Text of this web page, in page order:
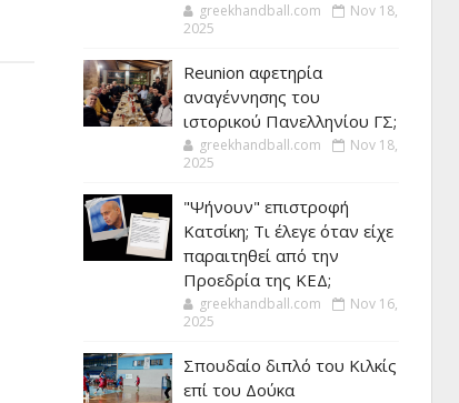
greekhandball.com
Nov 18,
2025
Reunion αφετηρία
αναγέννησης του
ιστορικού Πανελληνίου ΓΣ;
greekhandball.com
Nov 18,
2025
"Ψήνουν" επιστροφή
Κατσίκη; Τι έλεγε όταν είχε
παραιτηθεί από την
Προεδρία της ΚΕΔ;
greekhandball.com
Nov 16,
2025
Σπουδαίο διπλό του Κιλκίς
επί του Δούκα